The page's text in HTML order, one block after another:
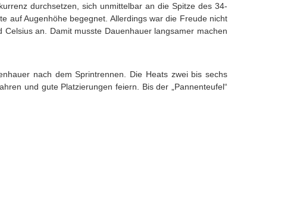
durchsetzen, sich unmittelbar an die Spitze des 34-
auf Augenhöhe begegnet. Allerdings war die Freude nicht
an. Damit musste Dauenhauer langsamer machen
nach dem Sprintrennen. Die Heats zwei bis sechs
und gute Platzierungen feiern. Bis der „Pannenteufel“